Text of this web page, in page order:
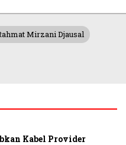
Mirzani Djausal
Kabel Provider